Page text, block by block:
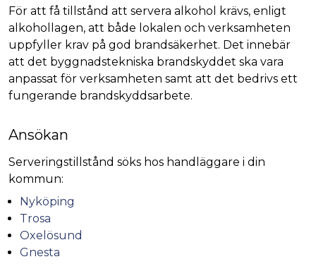
För att få tillstånd att servera alkohol krävs, enligt
alkohollagen, att både lokalen och verksamheten
uppfyller krav på god brandsäkerhet. Det innebär
att det byggnadstekniska brandskyddet ska vara
anpassat för verksamheten samt att det bedrivs ett
fungerande brandskyddsarbete.
Ansökan
Serveringstillstånd söks hos handläggare i din
kommun:
Nyköping
Trosa
Oxelösund
Gnesta